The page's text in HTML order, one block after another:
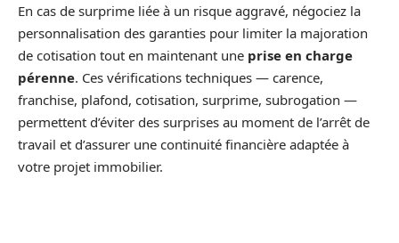
En cas de surprime liée à un risque aggravé, négociez la
personnalisation des garanties pour limiter la majoration
de cotisation tout en maintenant une prise en charge
pérenne. Ces vérifications techniques — carence,
franchise, plafond, cotisation, surprime, subrogation —
permettent d’éviter des surprises au moment de l’arrêt de
travail et d’assurer une continuité financière adaptée à
votre projet immobilier.